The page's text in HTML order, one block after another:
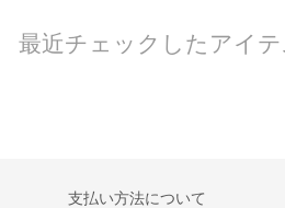
最近チェックしたアイ
支払い方法について